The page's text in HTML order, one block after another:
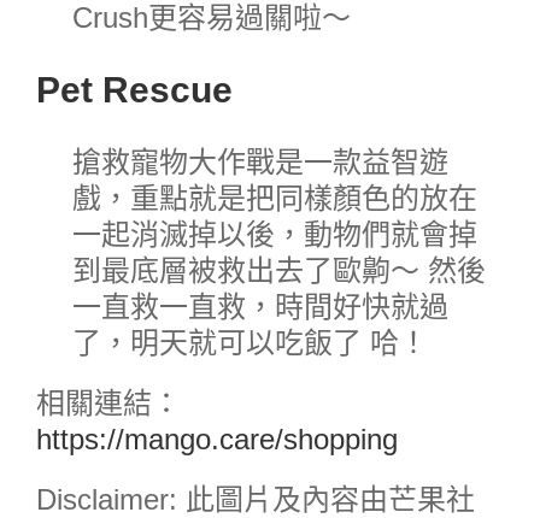
Crush更容易過關啦～
Pet Rescue
搶救寵物大作戰是一款益智遊
戲，重點就是把同樣顏色的放在
一起消滅掉以後，動物們就會掉
到最底層被救出去了歐齁～ 然後
一直救一直救，時間好快就過
了，明天就可以吃飯了 哈！
相關連結：
https://mango.care/shopping
Disclaimer: 此圖片及內容由芒果社